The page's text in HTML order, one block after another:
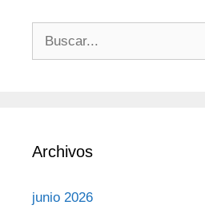
Archivos
junio 2026